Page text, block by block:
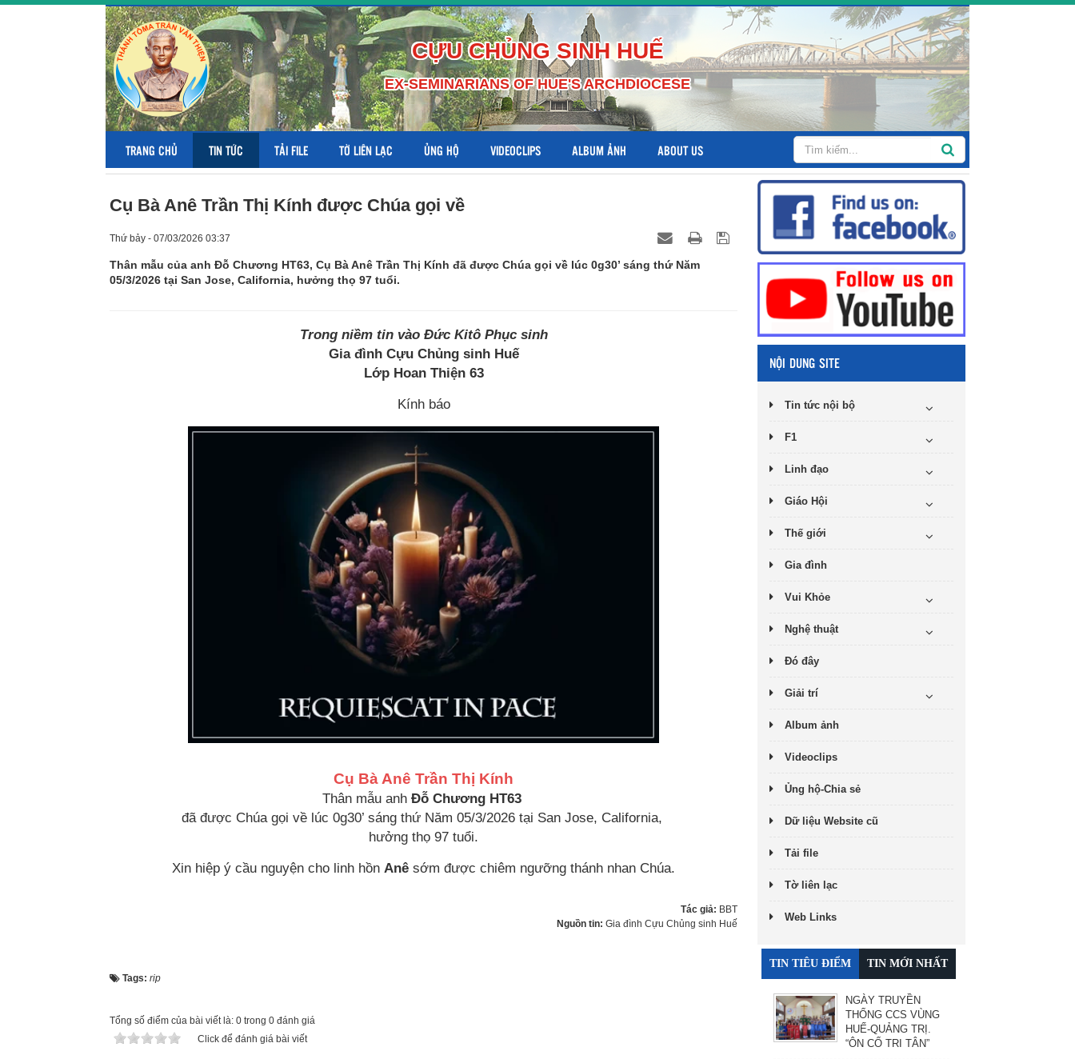
CỰU CHỦNG SINH HUẾ
EX-SEMINARIANS OF HUE'S ARCHDIOCESE
TRANG CHỦ TIN TỨC TẢI FILE TỜ LIÊN LẠC ỦNG HỘ VIDEOCLIPS ALBUM ẢNH ABOUT US
Cụ Bà Anê Trần Thị Kính được Chúa gọi về
Thứ bảy - 07/03/2026 03:37
Thân mẫu của anh Đỗ Chương HT63, Cụ Bà Anê Trần Thị Kính đã được Chúa gọi về lúc 0g30’ sáng thứ Năm
05/3/2026 tại San Jose, California, hưởng thọ 97 tuổi.
Trong niềm tin vào Đức Kitô Phục sinh
Gia đình Cựu Chủng sinh Huế
Lớp Hoan Thiện 63
Kính báo
Cụ Bà Anê Trần Thị Kính
Thân mẫu anh Đỗ Chương HT63
đã được Chúa gọi về lúc 0g30’ sáng thứ Năm 05/3/2026 tại San Jose, California,
hưởng thọ 97 tuổi.
Xin hiệp ý cầu nguyện cho linh hồn Anê sớm được chiêm ngưỡng thánh nhan Chúa.
Tác giả: BBT
Nguồn tin: Gia đình Cựu Chủng sinh Huế
Tags: rip
Tổng số điểm của bài viết là: 0 trong 0 đánh giá
Click để đánh giá bài viết
NỘI DUNG SITE
Tin tức nội bộ
F1
Linh đạo
Giáo Hội
Thế giới
Gia đình
Vui Khỏe
Nghệ thuật
Đó đây
Giải trí
Album ảnh
Videoclips
Ủng hộ-Chia sẻ
Dữ liệu Website cũ
Tải file
Tờ liên lạc
Web Links
TIN TIÊU ĐIỂM TIN MỚI NHẤT
NGÀY TRUYỀN
THỐNG CCS VÙNG
HUẾ-QUẢNG TRỊ.
“ÔN CỐ TRI TÂN”